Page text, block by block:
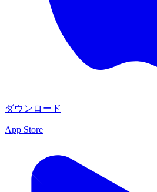
ダウンロード
App Store